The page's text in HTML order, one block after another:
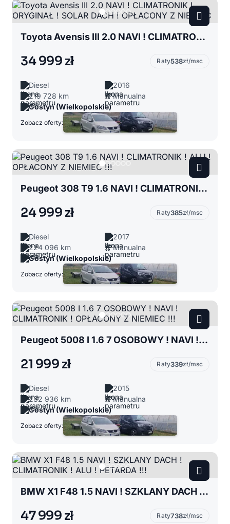
Toyota Avensis III 2.0 NAVI ! CLIMATRONIK ! ORYGINAŁ ! SOLAR DACH ! OPŁACONY Z NIEMIEC
34 999 zł Raty538zł/msc
Diesel
2016
219 728 km
Manualna
Gostyń (Wielkopolskie)
Zobacz oferty:
Peugeot 308 T9 1.6 NAVI ! CLIMATRONIK ! ALU ! OPŁACONY Z NIEMIEC !!!
24 999 zł Raty385zł/msc
Diesel
2017
224 096 km
Manualna
Gostyń (Wielkopolskie)
Zobacz oferty:
Peugeot 5008 I 1.6 7 OSOBOWY ! NAVI ! CLIMATRONIK ! OPŁACONY Z NIEMIEC !!!
21 999 zł Raty339zł/msc
Diesel
2015
232 936 km
Manualna
Gostyń (Wielkopolskie)
Zobacz oferty:
BMW X1 F48 1.5 NAVI ! SZKLANY DACH ! CLIMATRONIK ! ALU ! PETARDA !!!
47 999 zł Raty738zł/msc